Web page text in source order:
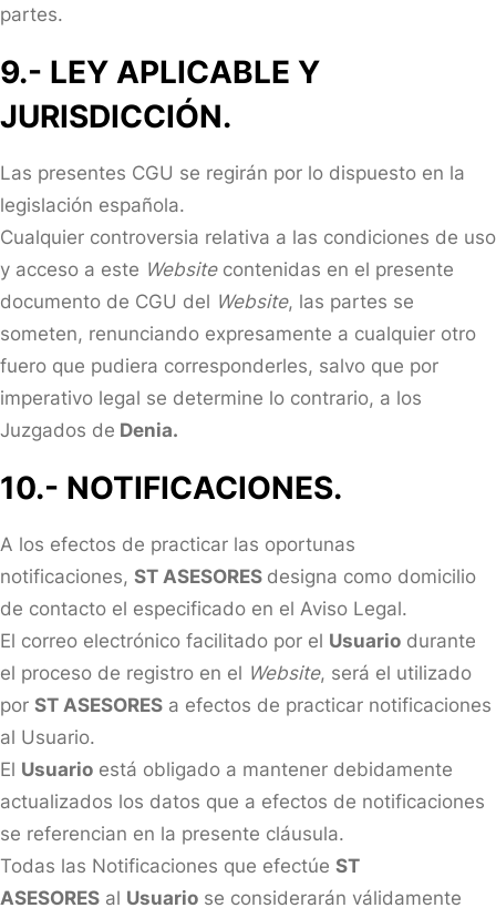
partes.
9.- LEY APLICABLE Y
JURISDICCIÓN.
Las presentes CGU se regirán por lo dispuesto en la
legislación española.
Cualquier controversia relativa a las condiciones de uso
y acceso a este Websitecontenidas en el presente
documento de CGU del Website, las partes se
someten, renunciando expresamente a cualquier otro
fuero que pudiera corresponderles, salvo que por
imperativo legal se determine lo contrario, a los
Juzgados de Denia.
10.- NOTIFICACIONES.
A los efectos de practicar las oportunas
notificaciones, ST ASESORES designa como domicilio
de contacto el especificado en el Aviso Legal.
El correo electrónico facilitado por el Usuario durante
el proceso de registro en el Website, será el utilizado
por ST ASESORES a efectos de practicar notificaciones
al Usuario.
El Usuario está obligado a mantener debidamente
actualizados los datos que a efectos de notificaciones
se referencian en la presente cláusula.
Todas las Notificaciones que efectúe ST
ASESORES al Usuario se considerarán válidamente